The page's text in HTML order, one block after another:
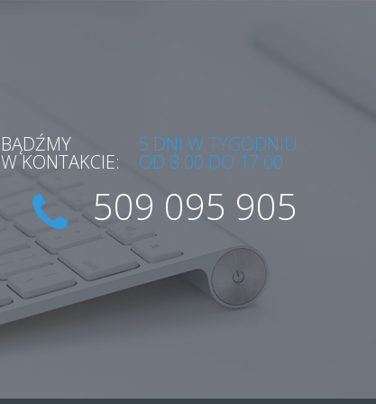
BĄDŹMY
W KONTAKCIE:
5 DNI W TYGODNIU
OD 8:00 DO 17:00
509 095 905